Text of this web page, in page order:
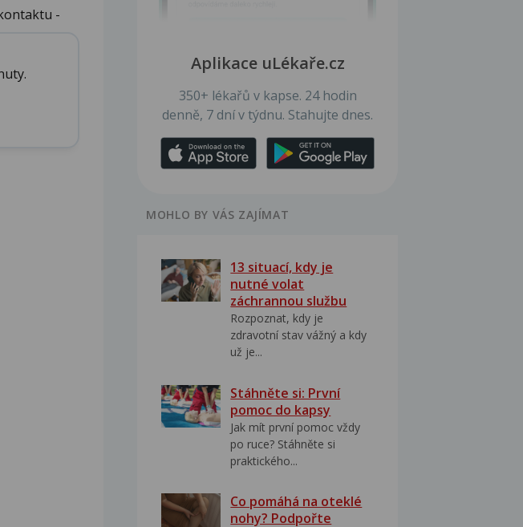
-
Aplikace uLékaře.cz
350+ lékařů v kapse. 24 hodin
denně, 7 dní v týdnu. Stahujte dnes.
MOHLO BY VÁS ZAJÍMAT
13 situací, kdy je
nutné volat
záchrannou službu
Rozpoznat, kdy je
zdravotní stav vážný a kdy
už je...
Stáhněte si: První
pomoc do kapsy
Jak mít první pomoc vždy
po ruce? Stáhněte si
praktického...
Co pomáhá na oteklé
nohy? Podpořte